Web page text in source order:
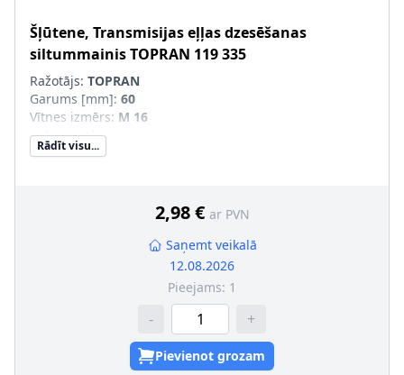
Šļūtene, Transmisijas eļļas dzesēšanas
siltummainisTOPRAN 119 335
Ražotājs: TOPRAN
Garums [mm]: 60
Vītnes izmērs: M 16
Krāsa:melns
Materiāls:Plastmasa, PA 66 GF 30, GFK
Tr. līdzekļa aprīkojums:Tr. līdzekļiem ar tiešās
pārslēgšanās pārnesumkārbu (DSG)
1,5
rekomendēto remonta paplašinājumu skat. piederumu
Rādīt visu...
2,98 € ar PVN
Saņemt veikalā
12.08.2026
Pieejams: 1
- +
Pievienot grozam